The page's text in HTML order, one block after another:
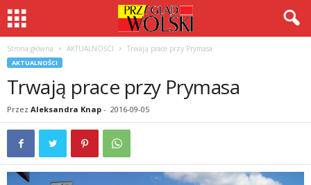
Strona główna AKTUALNOŚCI Trwają prace przy Prymasa
AKTUALNOŚCI
Trwają prace przy Prymasa
Przez Aleksandra Knap - 2016-09-05